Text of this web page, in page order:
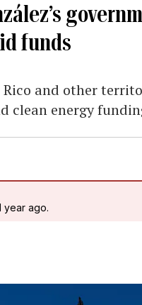
funds
Rico and other
clean energy
year ago.